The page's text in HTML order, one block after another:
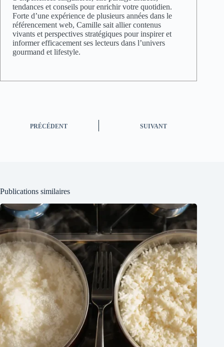
tendances et conseils pour enrichir votre quotidien.
Forte d’une expérience de plusieurs années dans le
référencement web, Camille sait allier contenus
vivants et perspectives stratégiques pour inspirer et
informer efficacement ses lecteurs dans l’univers
gourmand et lifestyle.
PRÉCÉDENT SUIVANT
Publications similaires